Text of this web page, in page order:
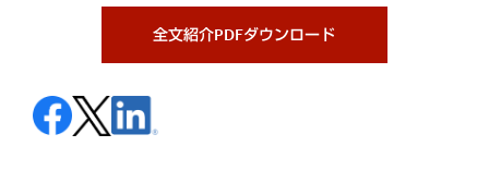
全文紹介PDFダウンロード